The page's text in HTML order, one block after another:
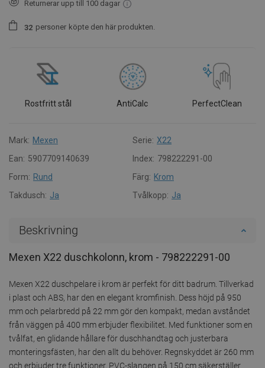
Returnerar upp till 100 dagar
32 personer köpte den här produkten.
Rostfritt stål AntiCalc PerfectClean
Mark: Mexen Serie: X22
Ean: 5907709140639 Index: 798222291-00
Form: Rund Färg: Krom
Takdusch: Ja Tvålkopp: Ja
Beskrivning
Mexen X22 duschkolonn, krom - 798222291-00
Mexen X22 duschpelare i krom är perfekt för ditt badrum. Tillverkad
i plast och ABS, har den en elegant kromfinish. Dess höjd på 950
mm och pelarbredd på 22 mm gör den kompakt, medan avståndet
från väggen på 400 mm erbjuder flexibilitet. Med funktioner som en
tvålfat, en glidande hållare för duschhandtag och justerbara
monteringsfästen, har den allt du behöver. Regnskyddet är 260 mm
och erbjuder tre funktioner. PVC-slangen på 150 cm säkerställer